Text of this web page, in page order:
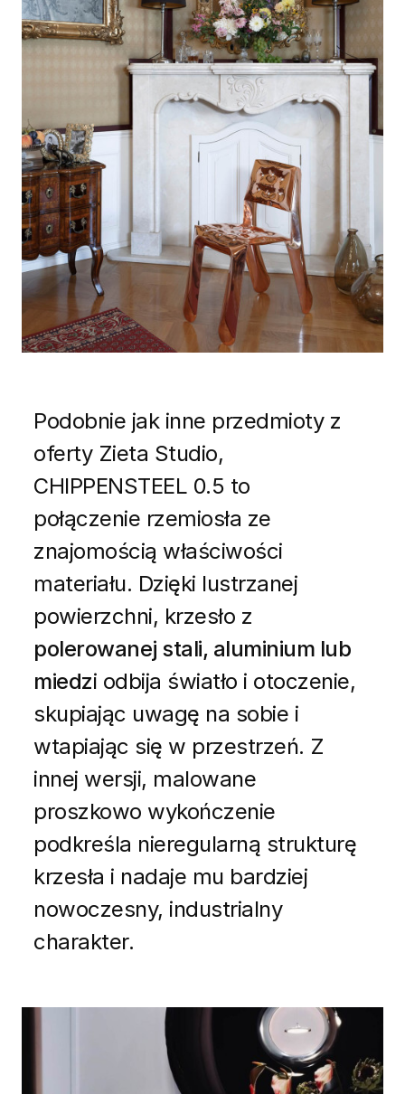
Podobnie jak inne przedmioty z
oferty Zieta Studio,
CHIPPENSTEEL 0.5 to
połączenie rzemiosła ze
znajomością właściwości
materiału. Dzięki lustrzanej
powierzchni, krzesło z
polerowanej stali, aluminium lub
miedzi odbija światło i otoczenie,
skupiając uwagę na sobie i
wtapiając się w przestrzeń. Z
innej wersji, malowane
proszkowo wykończenie
podkreśla nieregularną strukturę
krzesła i nadaje mu bardziej
nowoczesny, industrialny
charakter.